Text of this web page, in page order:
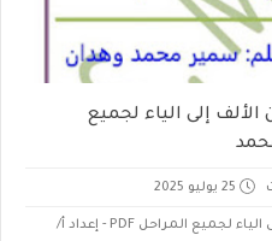
إلى الياء لجميع
25 يوليو 2025
مذكرة أساسيات الرياضيات من الألف إلى الياء لجميع المراحل PDF - إعداد أ/